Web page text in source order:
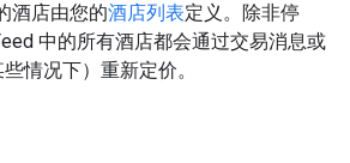
酒店由您的酒店列表定义。除非停
中的所有酒店都会通过交易消息或
情况下）重新定价。